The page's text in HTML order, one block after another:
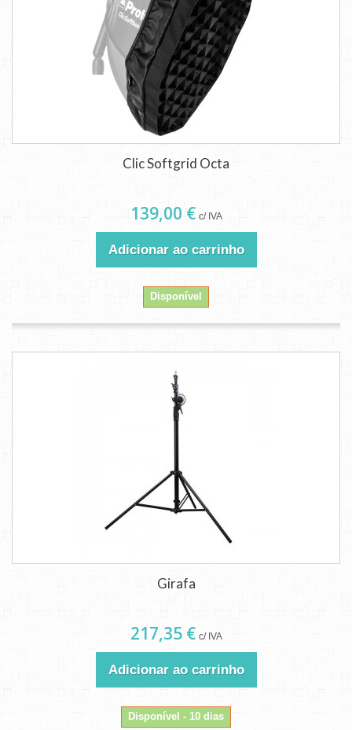
Clic Softgrid Octa
139,00 € c/ IVA
Adicionar ao carrinho
Disponível
Girafa
217,35 € c/ IVA
Adicionar ao carrinho
Disponível - 10 dias